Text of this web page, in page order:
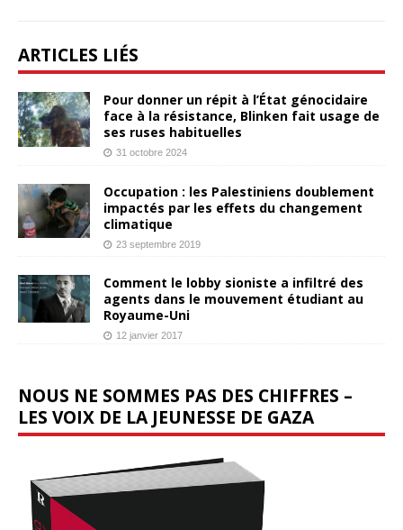
ARTICLES LIÉS
Pour donner un répit à l’État génocidaire
face à la résistance, Blinken fait usage de
ses ruses habituelles
31 octobre 2024
Occupation : les Palestiniens doublement
impactés par les effets du changement
climatique
23 septembre 2019
Comment le lobby sioniste a infiltré des
agents dans le mouvement étudiant au
Royaume-Uni
12 janvier 2017
NOUS NE SOMMES PAS DES CHIFFRES –
LES VOIX DE LA JEUNESSE DE GAZA